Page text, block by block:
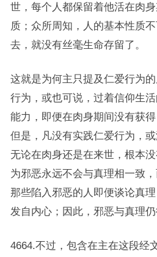
世，每个人都保留着他活在肉
质；众所周知，人的基本性质
去，就没有丝毫生命存留了。
这就是为何主只提及仁爱行为
行为，或也可说，过着信仰生
能力，即便在肉身期间没有获得
但是，凡没有实践仁爱行为，
无论在肉身还是在来世，根本
为邪恶永远不会与真理相一致，
那些陷入邪恶的人即便谈论真
发自内心；因此，邪恶与真理仍
4664.不过，包含在主在这段经